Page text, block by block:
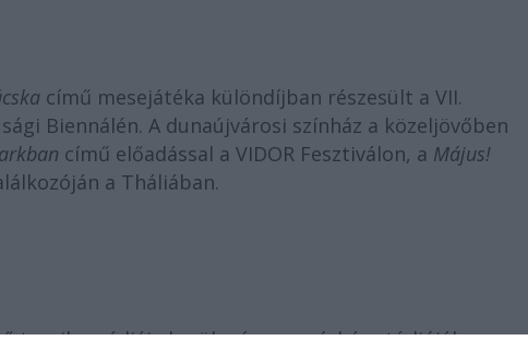
című mesejátéka különdíjban részesült a VII.
Biennálén. A dunaújvárosi színház a közeljövőben
című előadással a VIDOR Fesztiválon, a Május!
a Tháliában.
tragikomédiája kerül színre a színház stúdiójában,